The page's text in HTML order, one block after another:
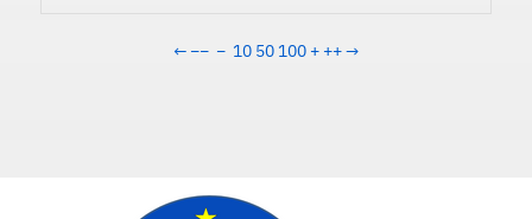
← −− − 10 50 100 + ++→